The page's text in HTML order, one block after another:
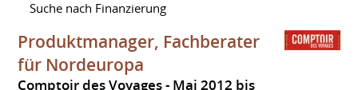
Suche nach Finanzierung
Produktmanager, Fachberater
für Nordeuropa
Comptoir des Voyages Mai 2012 bis